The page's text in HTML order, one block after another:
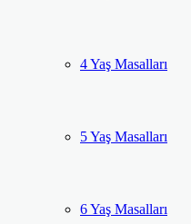
4 Yaş Masalları
5 Yaş Masalları
6 Yaş Masalları